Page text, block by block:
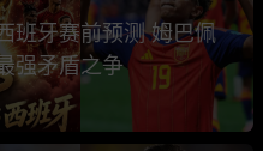
班牙赛前预测 姆巴佩
强矛盾之争